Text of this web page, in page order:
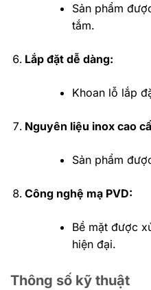
Sản phẩm
tắm.
Lắp đặt dễ dàng:
Khoan lỗ lắp
Nguyên liệu inox cao
Sản phẩm
Công nghệ mạ PVD:
Bề mặt được
hiện đại.
Thông số kỹ thuật